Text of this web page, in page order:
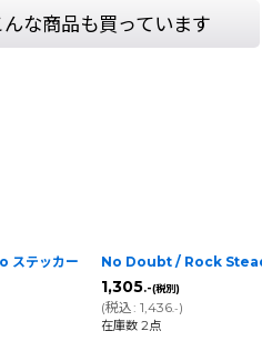
な商品も買っています
テッカー
No Doubt / Rock
1,305.-(税別)
(税込: 1,436.-)
在庫数 2点